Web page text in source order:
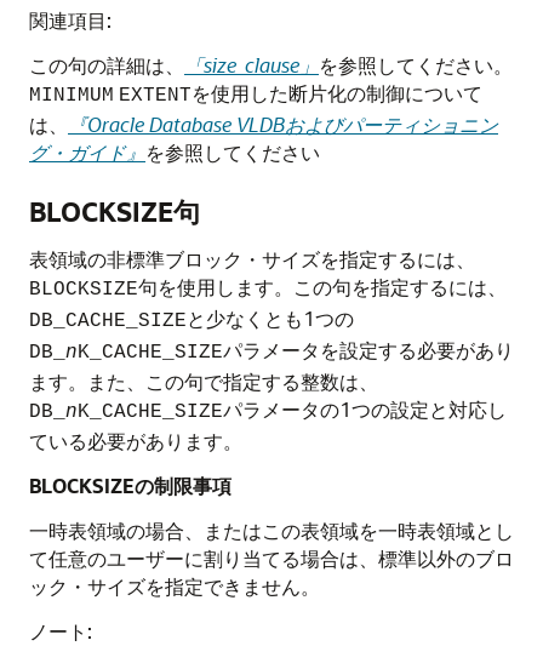
関連項目:
この句の詳細は、
「size_clause」 を参照してください。
MINIMUM EXTENTを使用した断片化の制御について
は、
『Oracle Database VLDBおよびパーティショニン
グ・ガイド』 を参照してください
BLOCKSIZE句
表領域の非標準ブロック・サイズを指定するには、
BLOCKSIZE句を使用します。この句を指定するには、
DB_CACHE_SIZEと少なくとも1つの
DB_ nK_CACHE_SIZEパラメータを設定する必要があり
ます。また、この句で指定する整数は、
DB_ nK_CACHE_SIZEパラメータの1つの設定と対応し
ている必要があります。
BLOCKSIZEの制限事項
一時表領域の場合、またはこの表領域を一時表領域とし
て任意のユーザーに割り当てる場合は、標準以外のブロ
ック・サイズを指定できません。
ノート: